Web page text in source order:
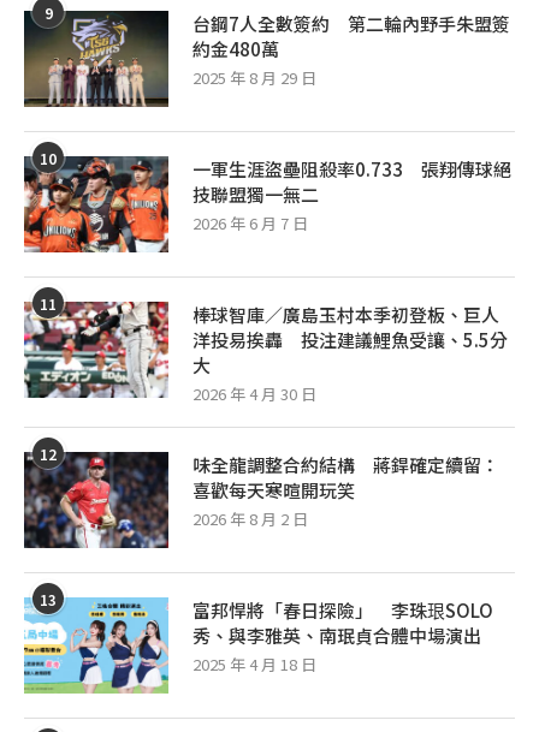
9
台鋼7人全數簽約 第二輪內野手朱盟簽
約金480萬
2025 年 8 月 29 日
10
一軍生涯盜壘阻殺率0.733 張翔傳球絕
技聯盟獨一無二
2026 年 6 月 7 日
11
棒球智庫／廣島玉村本季初登板、巨人
洋投易挨轟 投注建議鯉魚受讓、5.5分
大
2026 年 4 月 30 日
12
味全龍調整合約結構 蔣銲確定續留：
喜歡每天寒暄開玩笑
2026 年 8 月 2 日
13
富邦悍將「春日探險」 李珠珢SOLO
秀、與李雅英、南珉貞合體中場演出
2025 年 4 月 18 日